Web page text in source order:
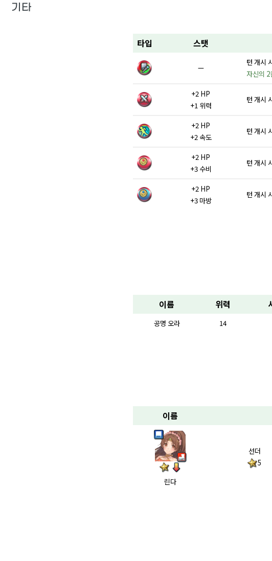
기타
타입 스탯
—
턴 개시
자신의
+2 HP
+1 위력
턴 개시
+2 HP
+2 속도
턴 개시
+2 HP
+3 수비
턴 개시
+2 HP
+3 마방
턴 개시
이름 위력
공명 오라 14
이름
린다
선더
5